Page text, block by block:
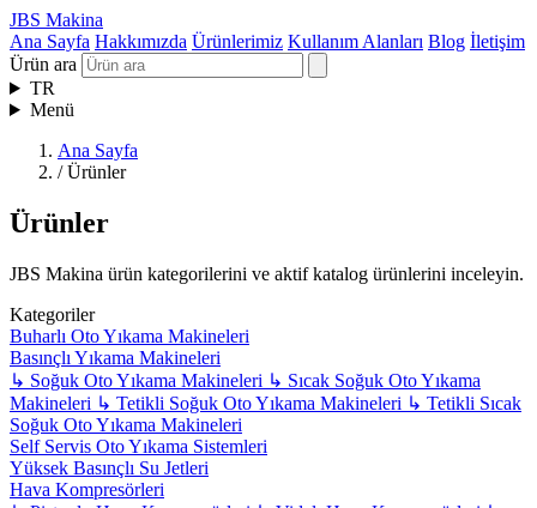
JBS Makina
Ana Sayfa Hakkımızda Ürünlerimiz Kullanım Alanları Blog İletişim
Ürün ara
TR
Menü
Ana Sayfa
/ Ürünler
Ürünler
JBS Makina ürün kategorilerini ve aktif katalog ürünlerini inceleyin.
Kategoriler
Buharlı Oto Yıkama Makineleri
Basınçlı Yıkama Makineleri
↳ Soğuk Oto Yıkama Makineleri ↳ Sıcak Soğuk Oto Yıkama
Makineleri ↳ Tetikli Soğuk Oto Yıkama Makineleri ↳ Tetikli Sıcak
Soğuk Oto Yıkama Makineleri
Self Servis Oto Yıkama Sistemleri
Yüksek Basınçlı Su Jetleri
Hava Kompresörleri